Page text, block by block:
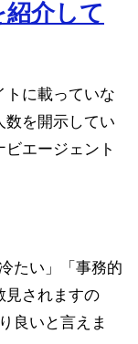
介して
トに載っていな
数を開示してい
エージェント
たい」「事務的
見されますの
良いと言えま